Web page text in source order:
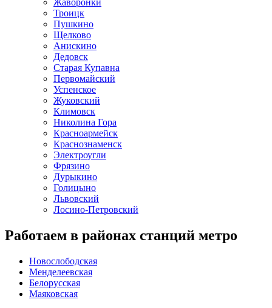
Жаворонки
Троицк
Пушкино
Щелково
Анискино
Дедовск
Старая Купавна
Первомайский
Успенское
Жуковский
Климовск
Николина Гора
Красноармейск
Краснознаменск
Электроугли
Фрязино
Дурыкино
Голицыно
Львовский
Лосино-Петровский
Работаем в районах станций метро
Новослободская
Менделеевская
Белорусская
Маяковская